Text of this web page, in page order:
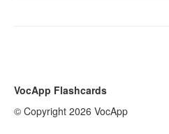
VocApp Flashcards
© Copyright 2026 VocApp